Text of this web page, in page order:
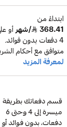
قسم دفعاتك بطريقة
ميسرة إلى 4 وحتى 6
دفعات، بدون فوائد أو